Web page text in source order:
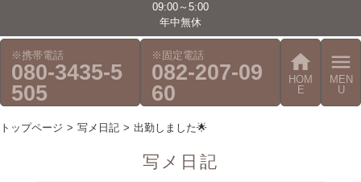
09:00～5:00
年中無休
※携帯電話
080-3435-5
505
※固定電話
082-207-09
60
home
HOM
E
menu
MEN
U
トップページ 写メ日記 出勤しました🌟
写メ日記